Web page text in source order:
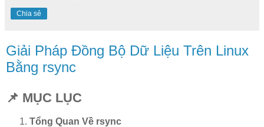
Chia sẻ
Giải Pháp Đồng Bộ Dữ Liệu Trên Linux
Bằng rsync
📌 MỤC LỤC
Tổng Quan Về rsync